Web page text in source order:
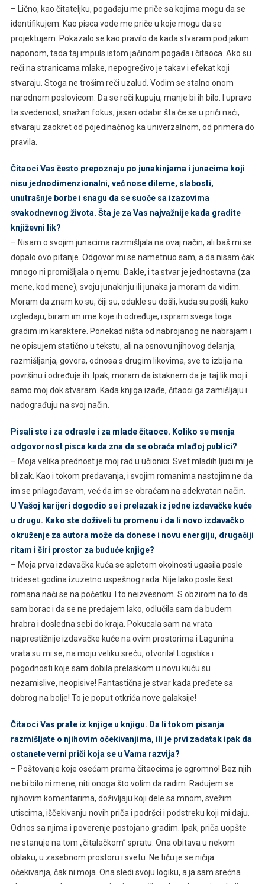
– Lično, kao čitateljku, pogađaju me priče sa kojima mogu da se
identifikujem. Kao pisca vode me priče u koje mogu da se
projektujem. Pokazalo se kao pravilo da kada stvaram pod jakim
naponom, tada taj impuls istom jačinom pogađa i čitaoca. Ako su
reči na stranicama mlake, nepogrešivo je takav i efekat koji
stvaraju. Stoga ne trošim reči uzalud. Vodim se stalno onom
narodnom poslovicom: Da se reči kupuju, manje bi ih bilo. I upravo
ta svedenost, snažan fokus, jasan odabir šta će se u priči naći,
stvaraju zaokret od pojedinačnog ka univerzalnom, od primera do
pravila.
Čitaoci Vas često prepoznaju po junakinjama i junacima koji
nisu jednodimenzionalni, već nose dileme, slabosti,
unutrašnje borbe i snagu da se suoče sa izazovima
svakodnevnog života. Šta je za Vas najvažnije kada gradite
književni lik?
– Nisam o svojim junacima razmišljala na ovaj način, ali baš mi se
dopalo ovo pitanje. Odgovor mi se nametnuo sam, a da nisam čak
mnogo ni promišljala o njemu. Dakle, i ta stvar je jednostavna (za
mene, kod mene), svoju junakinju ili junaka ja moram da vidim.
Moram da znam ko su, čiji su, odakle su došli, kuda su pošli, kako
izgledaju, biram im ime koje ih određuje, i spram svega toga
gradim im karaktere. Ponekad ništa od nabrojanog ne nabrajam i
ne opisujem statično u tekstu, ali na osnovu njihovog delanja,
razmišljanja, govora, odnosa s drugim likovima, sve to izbija na
površinu i određuje ih. Ipak, moram da istaknem da je taj lik moj i
samo moj dok stvaram. Kada knjiga izađe, čitaoci ga zamišljaju i
nadograđuju na svoj način.
Pisali ste i za odrasle i za mlade čitaoce. Koliko se menja
odgovornost pisca kada zna da se obraća mlađoj publici?
– Moja velika prednost je moj rad u učionici. Svet mladih ljudi mi je
blizak. Kao i tokom predavanja, i svojim romanima nastojim ne da
im se prilagođavam, već da im se obraćam na adekvatan način.
U Vašoj karijeri dogodio se i prelazak iz jedne izdavačke kuće
u drugu. Kako ste doživeli tu promenu i da li novo izdavačko
okruženje za autora može da donese i novu energiju, drugačiji
ritam i širi prostor za buduće knjige?
– Moja prva izdavačka kuća se spletom okolnosti ugasila posle
trideset godina izuzetno uspešnog rada. Nije lako posle šest
romana naći se na početku. I to neizvesnom. S obzirom na to da
sam borac i da se ne predajem lako, odlučila sam da budem
hrabra i dosledna sebi do kraja. Pokucala sam na vrata
najprestižnije izdavačke kuće na ovim prostorima i Lagunina
vrata su mi se, na moju veliku sreću, otvorila! Logistika i
pogodnosti koje sam dobila prelaskom u novu kuću su
nezamislive, neopisive! Fantastična je stvar kada pređete sa
dobrog na bolje! To je poput otkrića nove galaksije!
Čitaoci Vas prate iz knjige u knjigu. Da li tokom pisanja
razmišljate o njihovim očekivanjima, ili je prvi zadatak ipak da
ostanete verni priči koja se u Vama razvija?
– Poštovanje koje osećam prema čitaocima je ogromno! Bez njih
ne bi bilo ni mene, niti onoga što volim da radim. Radujem se
njihovim komentarima, doživljaju koji dele sa mnom, svežim
utiscima, iščekivanju novih priča i podršci i podstreku koji mi daju.
Odnos sa njima i poverenje postojano gradim. Ipak, priča uopšte
ne stanuje na tom „čitalačkom” spratu. Ona obitava u nekom
oblaku, u zasebnom prostoru i svetu. Ne tiču je se ničija
očekivanja, čak ni moja. Ona sledi svoju logiku, a ja sam srećna